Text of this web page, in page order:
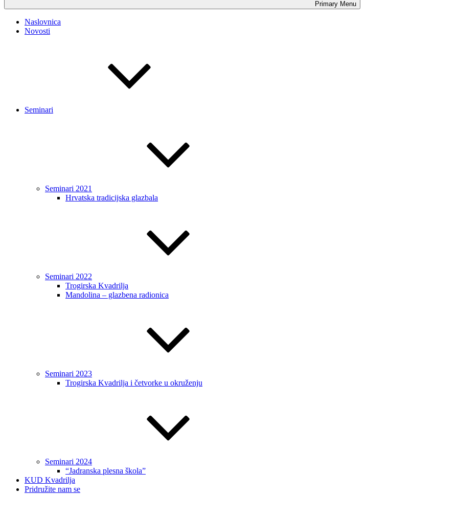
Primary Menu
Naslovnica
Novosti
Seminari
Seminari 2021
Hrvatska tradicijska glazbala
Seminari 2022
Trogirska Kvadrilja
Mandolina – glazbena radionica
Seminari 2023
Trogirska Kvadrilja i četvorke u okruženju
Seminari 2024
“Jadranska plesna škola”
KUD Kvadrilja
Pridružite nam se